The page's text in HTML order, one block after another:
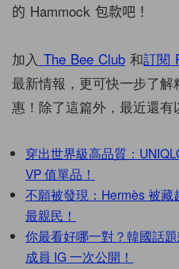
的 Hammock 包款吧！
加入 The Bee Club 和訂閱
最新情報，更可快一步了
惠！除了這篇外，最近還有
穿出世界級高品質：
VP 值單品！
不願被發現：Hermès 被
最親民！
你最看好哪一對？韓國話
成員 IG 一次公開！